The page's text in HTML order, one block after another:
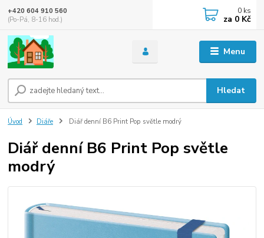
Menu
Hledat
+420 604 910 560
(Po-Pá, 8-16 hod.)
0 ks
za 0 Kč
Úvod Diáře Diář denní B6 Print Pop světle modrý
Diář denní B6 Print Pop světle
modrý